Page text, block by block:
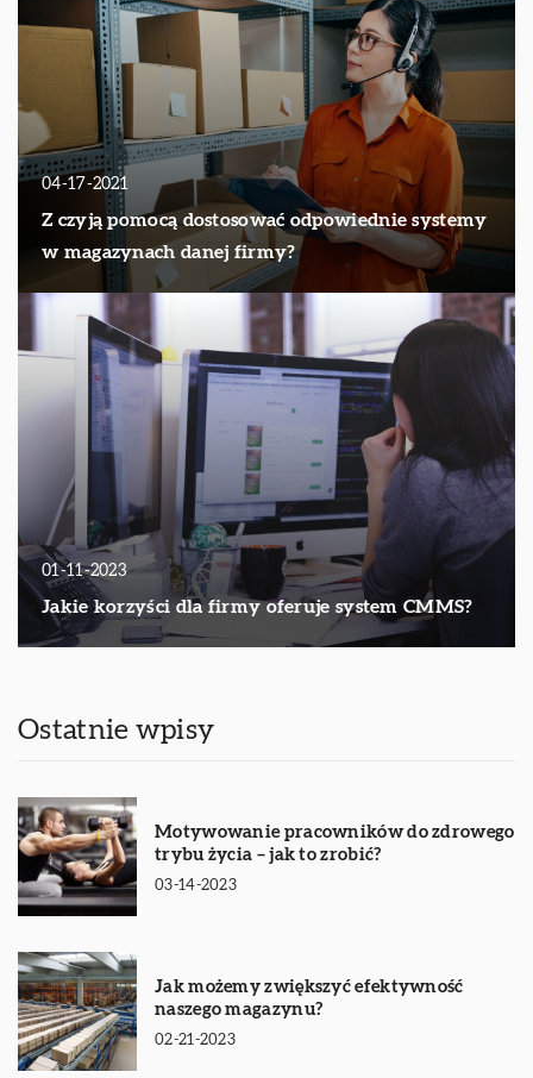
04-17-2021
Z czyją pomocą dostosować odpowiednie systemy
w magazynach danej firmy?
01-11-2023
Jakie korzyści dla firmy oferuje system CMMS?
Ostatnie wpisy
Motywowanie pracowników do zdrowego
trybu życia – jak to zrobić?
03-14-2023
Jak możemy zwiększyć efektywność
naszego magazynu?
02-21-2023